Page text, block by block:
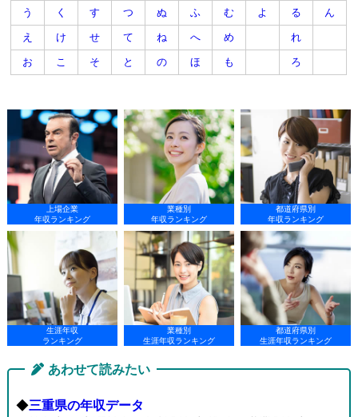
う く す つ ぬ ふ む よ る ん
え け せ て ね へ め れ
お こ そ と の ほ も ろ
上場企業
年収ランキング
業種別
年収ランキング
都道府県別
年収ランキング
生涯年収
ランキング
業種別
生涯年収ランキング
都道府県別
生涯年収ランキング
あわせて読みたい
◆三重県の年収データ